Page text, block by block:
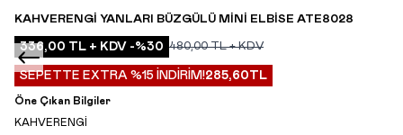
KAHVERENGI YANLARI BÜZGÜLÜ MINI ELBISE ATE8028
336,00 TL + KDV -%30 480,00TL + KDV
SEPETTE EXTRA %15 İNDİRİM!285,60TL
Öne Çıkan Bilgiler
KAHVERENGİ